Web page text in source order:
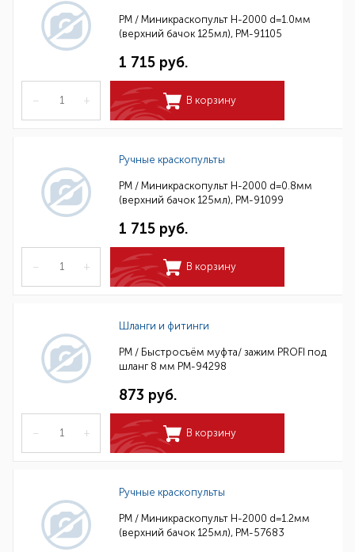
РМ / Миникраскопульт H-2000 d=1.0мм
(верхний бачок 125мл), РМ-91105
1 715 руб.
– + В корзину
Ручные краскопульты
РМ / Миникраскопульт H-2000 d=0.8мм
(верхний бачок 125мл), РМ-91099
1 715 руб.
– + В корзину
Шланги и фитинги
РМ / Быстросъём муфта/ зажим PROFI под
шланг 8 мм РМ-94298
873 руб.
– + В корзину
Ручные краскопульты
РМ / Миникраскопульт H-2000 d=1.2мм
(верхний бачок 125мл), РМ-57683